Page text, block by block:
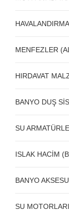
MENFEZLER
HIRDAVAT
BANYO DUŞ
SU
ISLAK HACİM
BANYO
SU